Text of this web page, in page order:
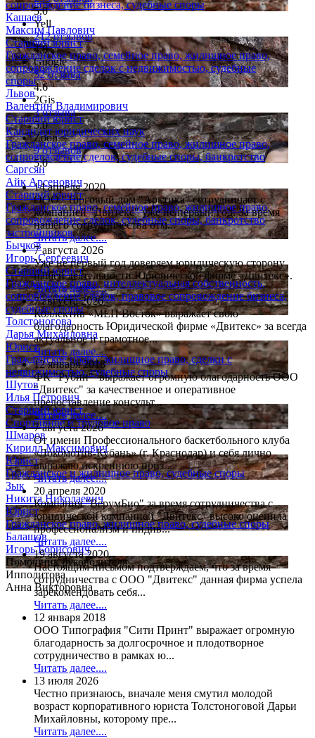
сопровождение бизнеса, судебные споры
Кашаев
Максим Павлович
Старший юрист
Гражданское право, семейное право, жилищное право,
сопровождение сделок с недвижимостью, судебные
споры
Львов
Валентин Владимирович
Старший юрист
Кандидат юридических наук
Гражданское право, семейное право, жилищное право,
сопровождение сделок, судебные споры, банкротство
Саргсян
Айк Арсенович
Старший юрист
Гражданское право, семейное право, жилищное право,
сопровождение сделок, судебные споры, банкротство
застройщиков
Бычков
Игорь Сергеевич
Старший юрист
Гражданское право, интеллектуальная собственность,
сопровождение сделок, правовое сопровождение бизнеса,
судебные споры
Толстоногова
Дарья Михайловна
Юрист
Гражданское право, жилищное право, сделки с
недвижимостью, судебные споры
Шутов
Илья Петрович
Старший юрист
Спортивное и трудовое право
Шмаров
Кирилл Максимович
Юрист
Гражданское и жилищное право, судебные споры
Зык
Никита Николаевич
Юрист
Гражданское право, жилищное право, судебные споры
Балашов
Игорь Борисович
Помощник руководителя
Ипполитова
Анна Викторовна
5.0
Yell
212 отзывов
4.9
Google
52 отзыва
4.6
2Gis
3 отзыва
5.0
Zoon
9 отзывов
5.0
14 апреля 2020
ООО "Торговый дом "Арктика" сотрудничает с
компанией "Двитекс" уже не первый год. За время
нашего сотрудничества отм...
Читать далее....
7 августа 2026
Уже не первый год доверяем юридическую сторону
нашей деятельности Юридической фирме «Двитекс».
Читать далее....
7 августа 2026
Коллектив «МЕП Восток» выражает свою
благодарность Юридической фирме «Двитекс» за всегда
актуальное и грамотное...
Читать далее....
12 января 2018
ФК "Рубин" выражает огромную благодарность ООО
"Двитекс" за качественное и оперативное
предоставление консульт...
Читать далее....
7 августа 2026
От имени Профессионального баскетбольного клуба
«Локомотив-Кубань» (г. Краснодар) и себя лично
выражаю искреннюю приз...
Читать далее....
20 апреля 2020
Компания "ВерумБио" за время сотрудничества с
юридической компанией "Двитекс" высоко оценила
профессионализм и индив...
Читать далее....
19 августа 2020
Настоящим письмом подтверждаем, что за время
сотрудничества с ООО "Двитекс" данная фирма успела
зарекомендовать себя...
Читать далее....
12 января 2018
ООО Типография "Сити Принт" выражает огромную
благодарность за долгосрочное и плодотворное
сотрудничество в рамках ю...
Читать далее....
13 июля 2026
Честно признаюсь, вначале меня смутил молодой
возраст корпоративного юриста Толстоноговой Дарьи
Михайловны, которому пре...
Читать далее....